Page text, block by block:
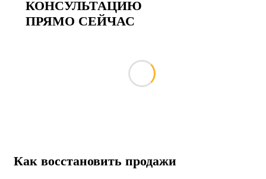
КОНСУЛЬТАЦИЮ
ПРЯМО СЕЙЧАС
Как восстановить продажи